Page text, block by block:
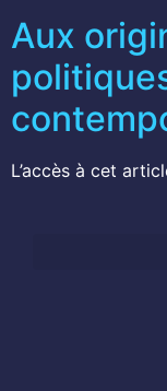
Aux
L’accès à cet